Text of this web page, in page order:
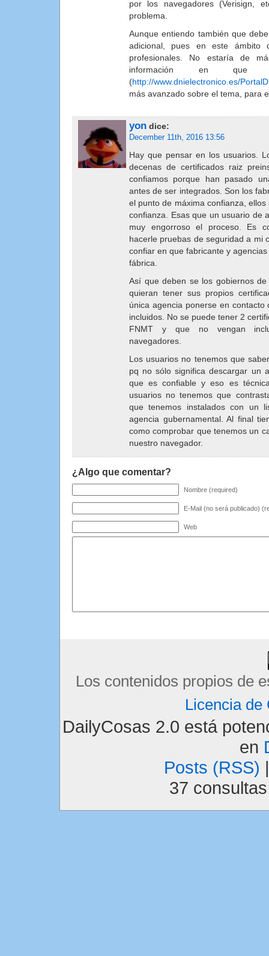
por los navegadores (Verisign,
problema.
Aunque entiendo también que
adicional, pues en este ámbito
profesionales. No estaría de
información en que
(http://www.dnielectronico.es/
más avanzado sobre el tema, para
yon dice:
December 11th, 2016 13:56
Hay que pensar en los usuarios.
decenas de certificados raiz
confiamos porque han pasado
antes de ser integrados. Son los
el punto de máxima confianza,
confianza. Esas que un usuario de
muy engorroso el proceso. Es
hacerle pruebas de seguridad a
confiar en que fabricante y
fábrica.
Así que deben se los gobiernos
quieran tener sus propios
única agencia ponerse en
incluidos. No se puede tener 2
FNMT y que no vengan
navegadores.
Los usuarios no tenemos que
pq no sólo significa descargar un
que es confiable y eso es
usuarios no tenemos que
que tenemos instalados con un
agencia gubernamental. Al final
como comprobar que tenemos un
nuestro navegador.
¿Algo que comentar?
Nombre (required)
E-Mail (no será publicado)
Web
Los contenidos propios de
Licencia de
DailyCosas 2.0 está
en
Posts (RSS)
37